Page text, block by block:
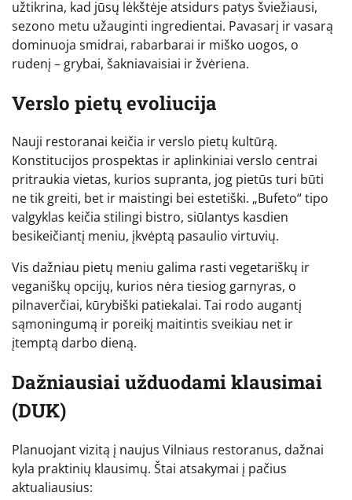
užtikrina, kad jūsų lėkštėje atsidurs patys šviežiausi,
sezono metu užauginti ingredientai. Pavasarį ir vasarą
dominuoja smidrai, rabarbarai ir miško uogos, o
rudenį – grybai, šakniavaisiai ir žvėriena.
Verslo pietų evoliucija
Nauji restoranai keičia ir verslo pietų kultūrą.
Konstitucijos prospektas ir aplinkiniai verslo centrai
pritraukia vietas, kurios supranta, jog pietūs turi būti
ne tik greiti, bet ir maistingi bei estetiški. „Bufeto“ tipo
valgyklas keičia stilingi bistro, siūlantys kasdien
besikeičiantį meniu, įkvėptą pasaulio virtuvių.
Vis dažniau pietų meniu galima rasti vegetariškų ir
veganiškų opcijų, kurios nėra tiesiog garnyras, o
pilnaverčiai, kūrybiški patiekalai. Tai rodo augantį
sąmoningumą ir poreikį maitintis sveikiau net ir
įtemptą darbo dieną.
Dažniausiai užduodami klausimai
(DUK)
Planuojant vizitą į naujus Vilniaus restoranus, dažnai
kyla praktinių klausimų. Štai atsakymai į pačius
aktualiausius: